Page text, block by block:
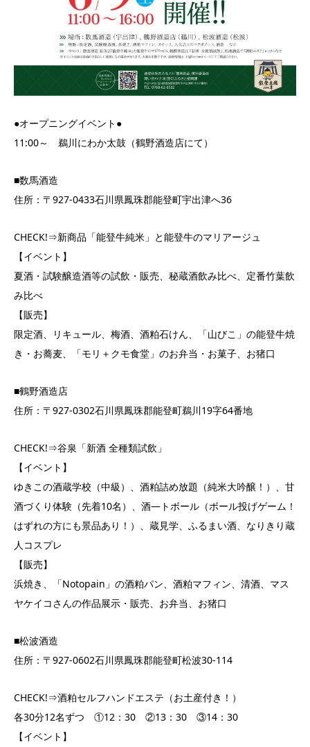
●オープニングイベント●
11:00～ 鵜川にわか太鼓（鶴野酒造店にて）
■数馬酒造
住所：〒927-0433石川県鳳珠郡能登町宇出津へ36
CHECK!⇒新商品「能登牛純米」と能登牛のマリアージュ
【イベント】
夏酒・試験醸造酒等の試飲・販売、秘蔵酒飲み比べ、定番竹葉飲
み比べ
【販売】
限定酒、リキュール、梅酒、酒粕石けん、「山びこ」の能登牛焼
き・お蕎麦、「モリ＋クモ食堂」のお弁当・お菓子、お猪口
■鶴野酒造店
住所：〒927-0302石川県鳳珠郡能登町鵜川19字64番地
CHECK!⇒谷泉「新酒 全種類試飲」
【イベント】
ゆきこの酒蔵学校（中級）、酒粕詰め放題（純米大吟醸！）、甘
酒づくり体験（先着10名）、酒―トボール（ボール投げゲーム！
はずれの方にも景品あり！）、蔵見学、ふるまい酒、なりきり蔵
人コスプレ
【販売】
浜焼き、「Notopain」の酒粕パン、酒粕マフィン、清酒、マス
ヤケイコさんの作品展示・販売、お弁当、お猪口
■松波酒造
住所：〒927-0602石川県鳳珠郡能登町松波30-114
CHECK!⇒酒粕セルフハンドエステ（お土産付き！）
各30分12名ずつ ①12：30 ②13：30 ③14：30
【イベント】